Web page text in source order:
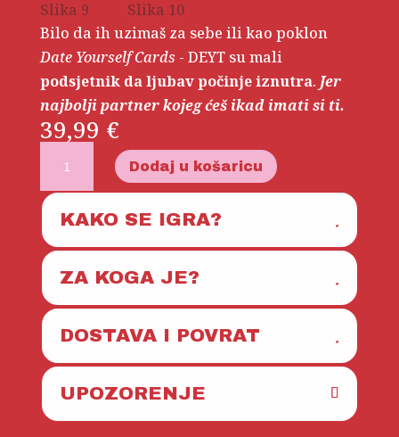
Bilo da ih uzimaš za sebe ili kao poklon
Date Yourself Cards- DEYT su mali
podsjetnik da ljubav počinje iznutra. Jer
najbolji partner kojeg ćeš ikad imati si ti.
39,99 €
Yourself
Cards
količina
Dodaj u košaricu
l
r
v
:
KAKO SE IGRA?
ZA KOGA JE?
DOSTAVA I POVRAT
UPOZORENJE